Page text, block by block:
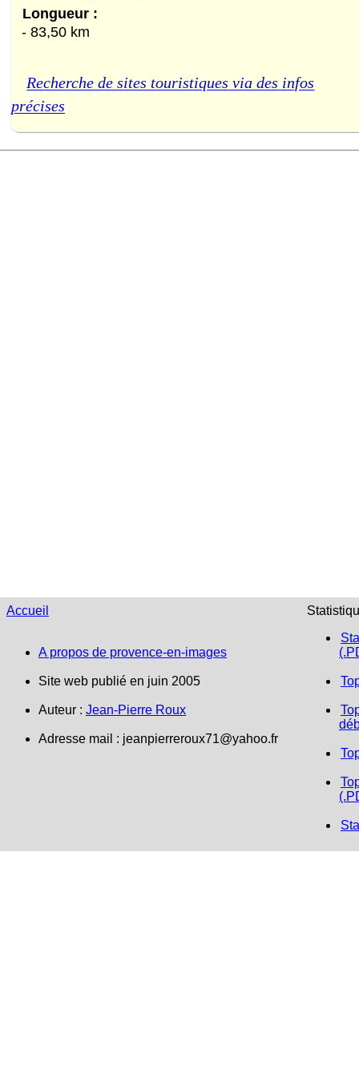
Longueur :
- 83,50 km
Recherche de sites touristiques via des infos
précises
Accueil
A propos de provence-en-images
Site web publié en juin 2005
Auteur : Jean-Pierre Roux
Adresse mail : jeanpierreroux71@yahoo.fr